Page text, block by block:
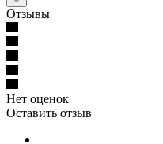
Отзывы
Нет оценок
Оставить отзыв